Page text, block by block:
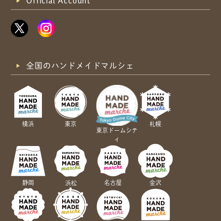
全国のハンドメイドマルシェ
横浜
東京
東京ドームシテ
ィ
札幌
静岡 浜松 名古屋 金沢